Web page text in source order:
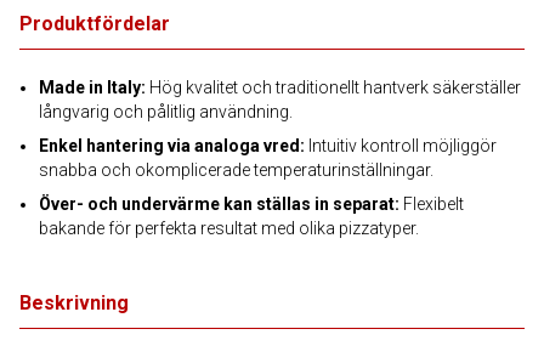
Produktfördelar
Made in Italy: Hög kvalitet och traditionellt hantverk säkerställer
långvarig och pålitlig användning.
Enkel hantering via analoga vred: Intuitiv kontroll möjliggör
snabba och okomplicerade temperaturinställningar.
Över- och undervärme kan ställas in separat: Flexibelt
bakande för perfekta resultat med olika pizzatyper.
Beskrivning